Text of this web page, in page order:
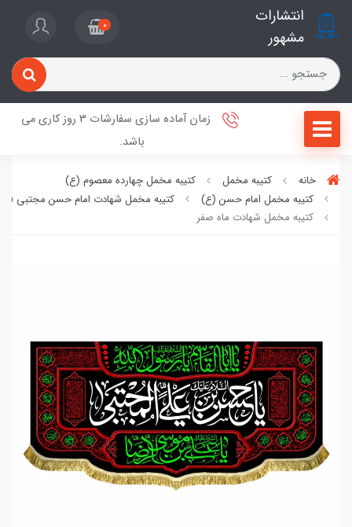
انتشارات
مشهور
0
زمان آماده سازی سفارشات 3 روز کاری می
باشد.
خانه کتیبه مخمل
کتیبه مخمل چهارده معصوم (ع)
کتیبه مخمل امام حسن (ع)
کتیبه مخمل شهادت امام حسن مجتبی
کتیبه مخمل شهادت ماه صفر